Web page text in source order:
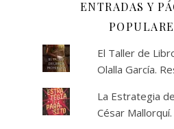
ENTRADAS Y
El Taller de
Olalla García.
La Estrategia
César